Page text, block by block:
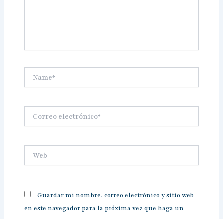
electrónico*
Guardar mi nombre, correo electrónico y sitio web
en este navegador para la próxima vez que haga un